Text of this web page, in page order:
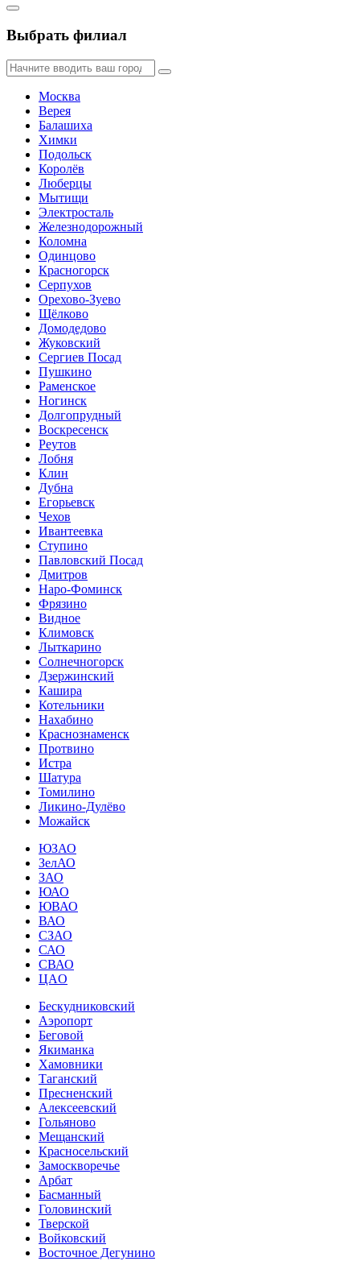
Выбрать филиал
Москва
Верея
Балашиха
Химки
Подольск
Королёв
Люберцы
Мытищи
Электросталь
Железнодорожный
Коломна
Одинцово
Красногорск
Серпухов
Орехово-Зуево
Щёлково
Домодедово
Жуковский
Сергиев Посад
Пушкино
Раменское
Ногинск
Долгопрудный
Воскресенск
Реутов
Лобня
Клин
Дубна
Егорьевск
Чехов
Ивантеевка
Ступино
Павловский Посад
Дмитров
Наро-Фоминск
Фрязино
Видное
Климовск
Лыткарино
Солнечногорск
Дзержинский
Кашира
Котельники
Нахабино
Краснознаменск
Протвино
Истра
Шатура
Томилино
Ликино-Дулёво
Можайск
ЮЗАО
ЗелАО
ЗАО
ЮАО
ЮВАО
ВАО
СЗАО
САО
СВАО
ЦАO
Бескудниковский
Аэропорт
Беговой
Якиманка
Хамовники
Таганский
Пресненский
Алексеевский
Гольяново
Мещанский
Красносельский
Замоскворечье
Арбат
Басманный
Головинский
Тверской
Войковский
Восточное Дегунино